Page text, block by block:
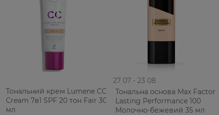
Тональний крем Lumene CC
Cream 7в1 SPF 20 тон Fair 30
мл
27 07 - 23 08
Тональна основа Max Factor
Lasting Performance 100
Молочно-бежевий 35 мл